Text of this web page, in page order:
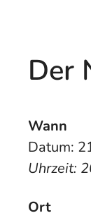
Der
Wann
Datum:
Uhrzeit:
Ort